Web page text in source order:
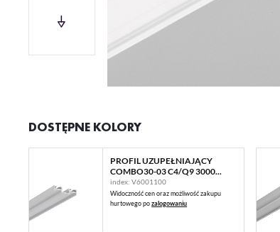
DOSTĘPNE KOLORY
PROFIL UZUPEŁNIAJĄCY
COMBO30-03 C4/Q9 3000...
index: V6001100
Widoczność cen oraz możliwość zakupu
hurtowego pozalogowaniu